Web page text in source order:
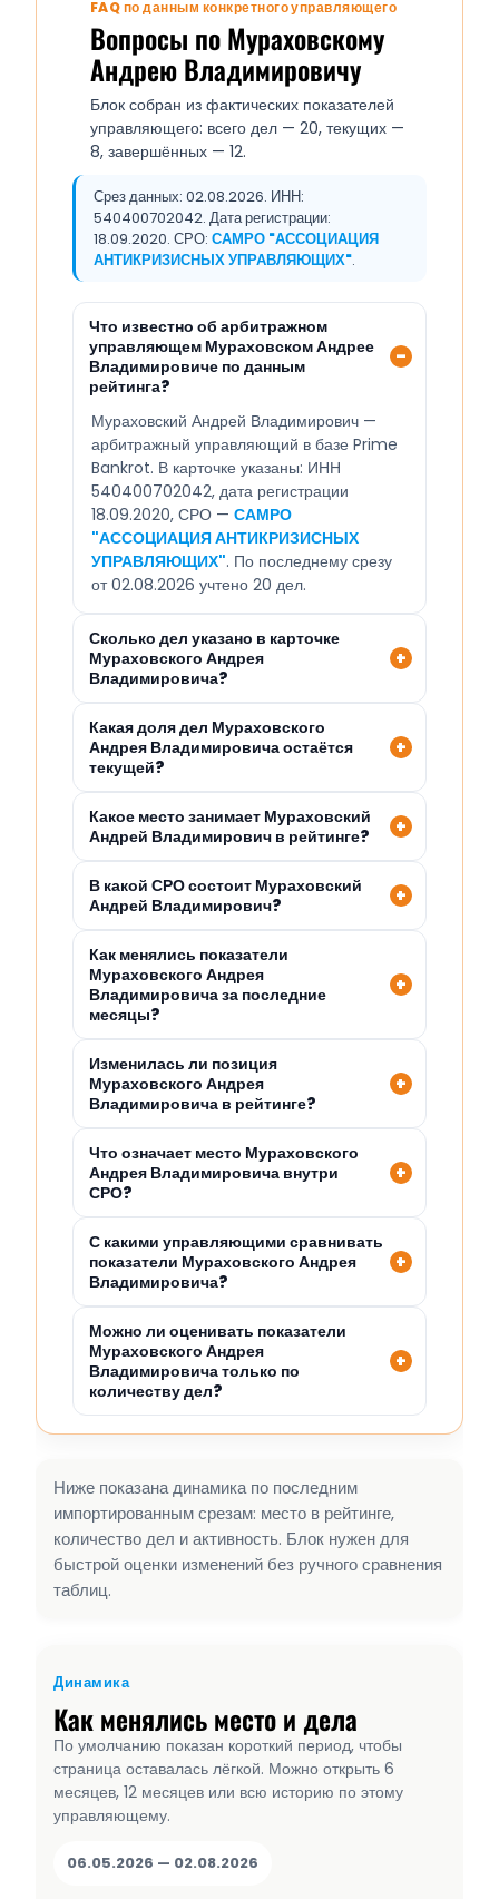
FAQ по данным конкретного управляющего
Вопросы по Мураховскому
Андрею Владимировичу
Блок собран из фактических показателей
управляющего: всего дел — 20, текущих —
8, завершённых — 12.
Срез данных: 02.08.2026. ИНН:
540400702042. Дата регистрации:
18.09.2020. СРО: САМРО "АССОЦИАЦИЯ
АНТИКРИЗИСНЫХ УПРАВЛЯЮЩИХ".
Что известно об арбитражном
управляющем Мураховском Андрее
Владимировиче по данным
рейтинга?
Мураховский Андрей Владимирович —
арбитражный управляющий в базе Prime
Bankrot. В карточке указаны: ИНН
540400702042, дата регистрации
18.09.2020, СРО — САМРО
"АССОЦИАЦИЯ АНТИКРИЗИСНЫХ
УПРАВЛЯЮЩИХ". По последнему срезу
от 02.08.2026 учтено 20 дел.
Сколько дел указано в карточке
Мураховского Андрея
Владимировича?
Какая доля дел Мураховского
Андрея Владимировича остаётся
текущей?
Какое место занимает Мураховский
Андрей Владимирович в рейтинге?
В какой СРО состоит Мураховский
Андрей Владимирович?
Как менялись показатели
Мураховского Андрея
Владимировича за последние
месяцы?
Изменилась ли позиция
Мураховского Андрея
Владимировича в рейтинге?
Что означает место Мураховского
Андрея Владимировича внутри
СРО?
С какими управляющими сравнивать
показатели Мураховского Андрея
Владимировича?
Можно ли оценивать показатели
Мураховского Андрея
Владимировича только по
количеству дел?
Ниже показана динамика по последним
импортированным срезам: место в рейтинге,
количество дел и активность. Блок нужен для
быстрой оценки изменений без ручного сравнения
таблиц.
Динамика
Как менялись место и дела
По умолчанию показан короткий период, чтобы
страница оставалась лёгкой. Можно открыть 6
месяцев, 12 месяцев или всю историю по этому
управляющему.
06.05.2026 — 02.08.2026